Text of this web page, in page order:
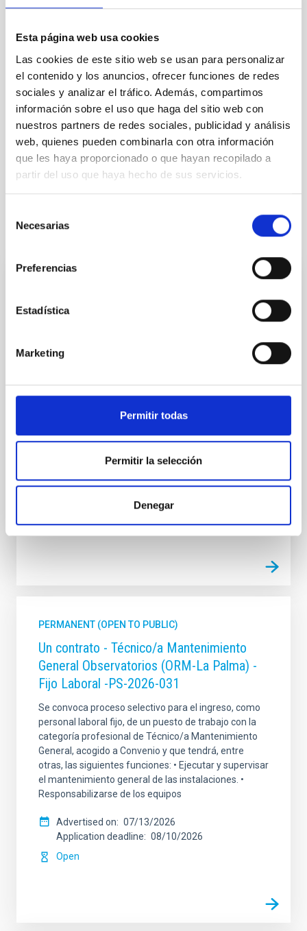
Esta página web usa cookies
Las cookies de este sitio web se usan para personalizar
el contenido y los anuncios, ofrecer funciones de redes
sociales y analizar el tráfico. Además, compartimos
información sobre el uso que haga del sitio web con
nuestros partners de redes sociales, publicidad y análisis
web, quienes pueden combinarla con otra información
que les haya proporcionado o que hayan recopilado a
partir del uso que haya hecho de sus servicios.
Necesarias
Preferencias
Estadística
Marketing
Permitir todas
Permitir la selección
Denegar
SPECIALTY
NO
PS-2026-056_ADM_DIR_Bases
ANEXO III SOLICITUD
Un contrato - Técnico/a de Taller -
2026-032
personal laboral fijo, de un puesto de trabajo con la
categoría profesional de Técnico/a de Taller, acogido
al Convenio y que tendrá, entre otras, las siguientes
mecánica, ajuste y montaje de piezas y conjuntos,
empleando máquinas herramienta
Advertised on
07/13/2026
Application deadline
PERMANENT (OPEN TO PUBLIC)
Un contrato - Técnico/a Mantenimiento
General Observatorios (ORM-La Palma) -
Fijo Laboral -PS-2026-031
Se convoca proceso selectivo para el ingreso, como
personal laboral fijo, de un puesto de trabajo con la
categoría profesional de Técnico/a Mantenimiento
General, acogido a Convenio y que tendrá, entre
otras, las siguientes funciones: • Ejecutar y supervisar
el mantenimiento general de las instalaciones. •
Responsabilizarse de los equipos
Advertised on
07/13/2026
Application deadline
08/10/2026
Open